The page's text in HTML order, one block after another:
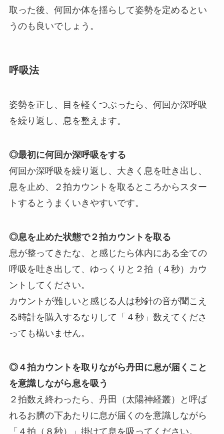
取った後、何回か体を揺らして姿勢を定めるとい
うのも良いでしょう。
呼吸法
姿勢を正し、目を軽くつぶったら、何回か深呼吸
を繰り返し、息を整えます。
◎最初に何回か深呼吸をする
何回か深呼吸を繰り返し、大きく息を吐き出し、
息を止め、２拍カウントを取るところからスター
トするとうまくいきやすいです。
◎息を止めた状態で２拍カウントを取る
息が整ってきたな、と感じたら体内にある全ての
呼吸を吐き出して、ゆっくりと２拍（４秒）カウ
ントしてください。
カウントが難しいと感じる人は秒針の音が聞こえ
る時計を購入するなりして「４秒」数えてくださ
っても構いません。
◎４拍カウントを取りながら丹田に息が届くこと
を意識しながら息を吸う
２拍数え終わったら、丹田（太陽神経叢）と呼ば
れるお臍の下あたりに息が届くのを意識しながら
「４拍（８秒）」掛けて息を吸ってください。